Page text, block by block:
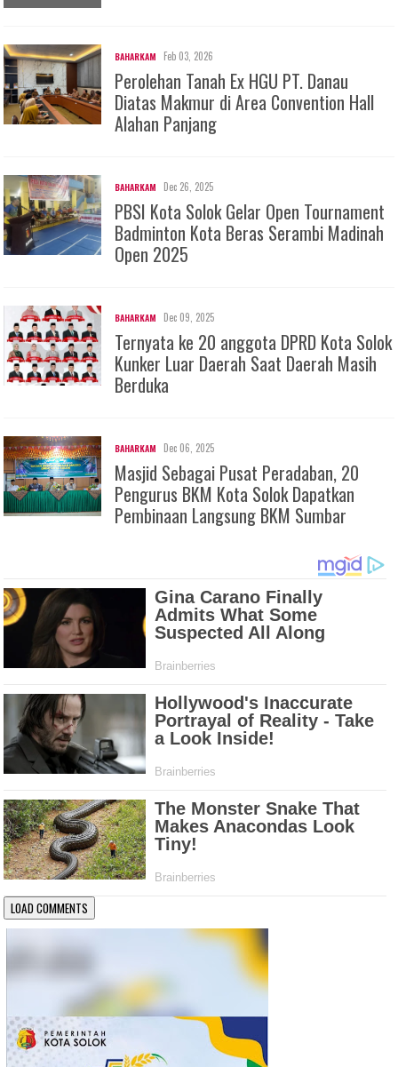
BAHARKAM Feb 03, 2026
Perolehan Tanah Ex HGU PT. Danau
Diatas Makmur di Area Convention Hall
Alahan Panjang
BAHARKAM Dec 26, 2025
PBSI Kota Solok Gelar Open Tournament
Badminton Kota Beras Serambi Madinah
Open 2025
BAHARKAM Dec 09, 2025
Ternyata ke 20 anggota DPRD Kota Solok
Kunker Luar Daerah Saat Daerah Masih
Berduka
BAHARKAM Dec 06, 2025
Masjid Sebagai Pusat Peradaban, 20
Pengurus BKM Kota Solok Dapatkan
Pembinaan Langsung BKM Sumbar
LOAD COMMENTS